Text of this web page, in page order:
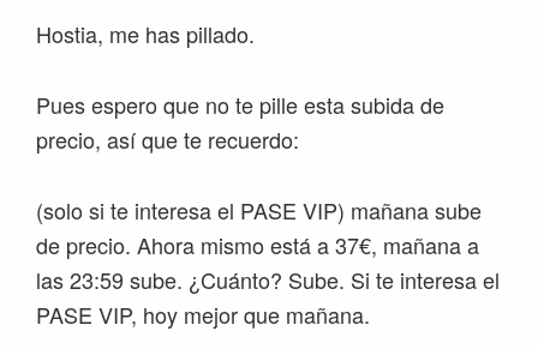
Hostia, me has pillado.
Pues espero que no te pille esta subida de
precio, así que te recuerdo:
(solo si te interesa el PASE VIP) mañana sube
de precio. Ahora mismo está a 37€, mañana a
las 23:59 sube. ¿Cuánto? Sube. Si te interesa el
PASE VIP, hoy mejor que mañana.